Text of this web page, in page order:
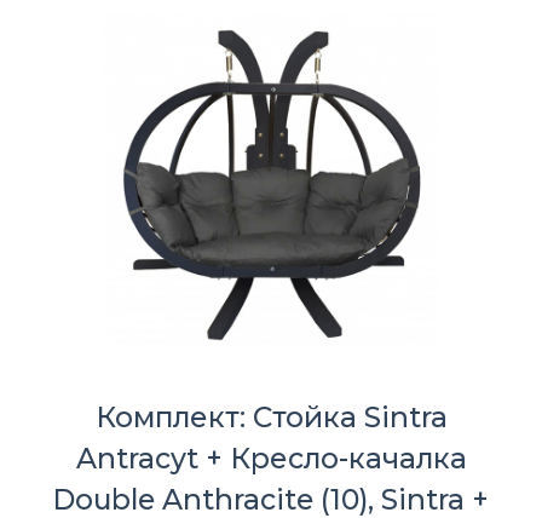
Комплект: Стойка Sintra
Antracyt + Кресло-качалка
Double Anthracite (10), Sintra +